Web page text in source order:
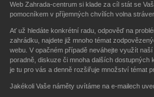
Web Zahrada-centrum si klade za cíl stát se
pomocníkem v příjemných chvílích volna
Ať už hledáte konkrétní radu, odpověď na
zahrádku, najdete již mnoho témat
webu. V opačném případě neváhejte využít
poradně, diskuze či mnoha dalších dostupných
je tu pro vás a denně rozšiřuje množství témat
Jakékoli Vaše náměty uvítáme na e-mailech